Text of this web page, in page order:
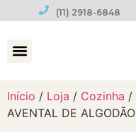
(11) 2918-6848
Início / Loja / Cozinha /
AVENTAL DE ALGODÃO